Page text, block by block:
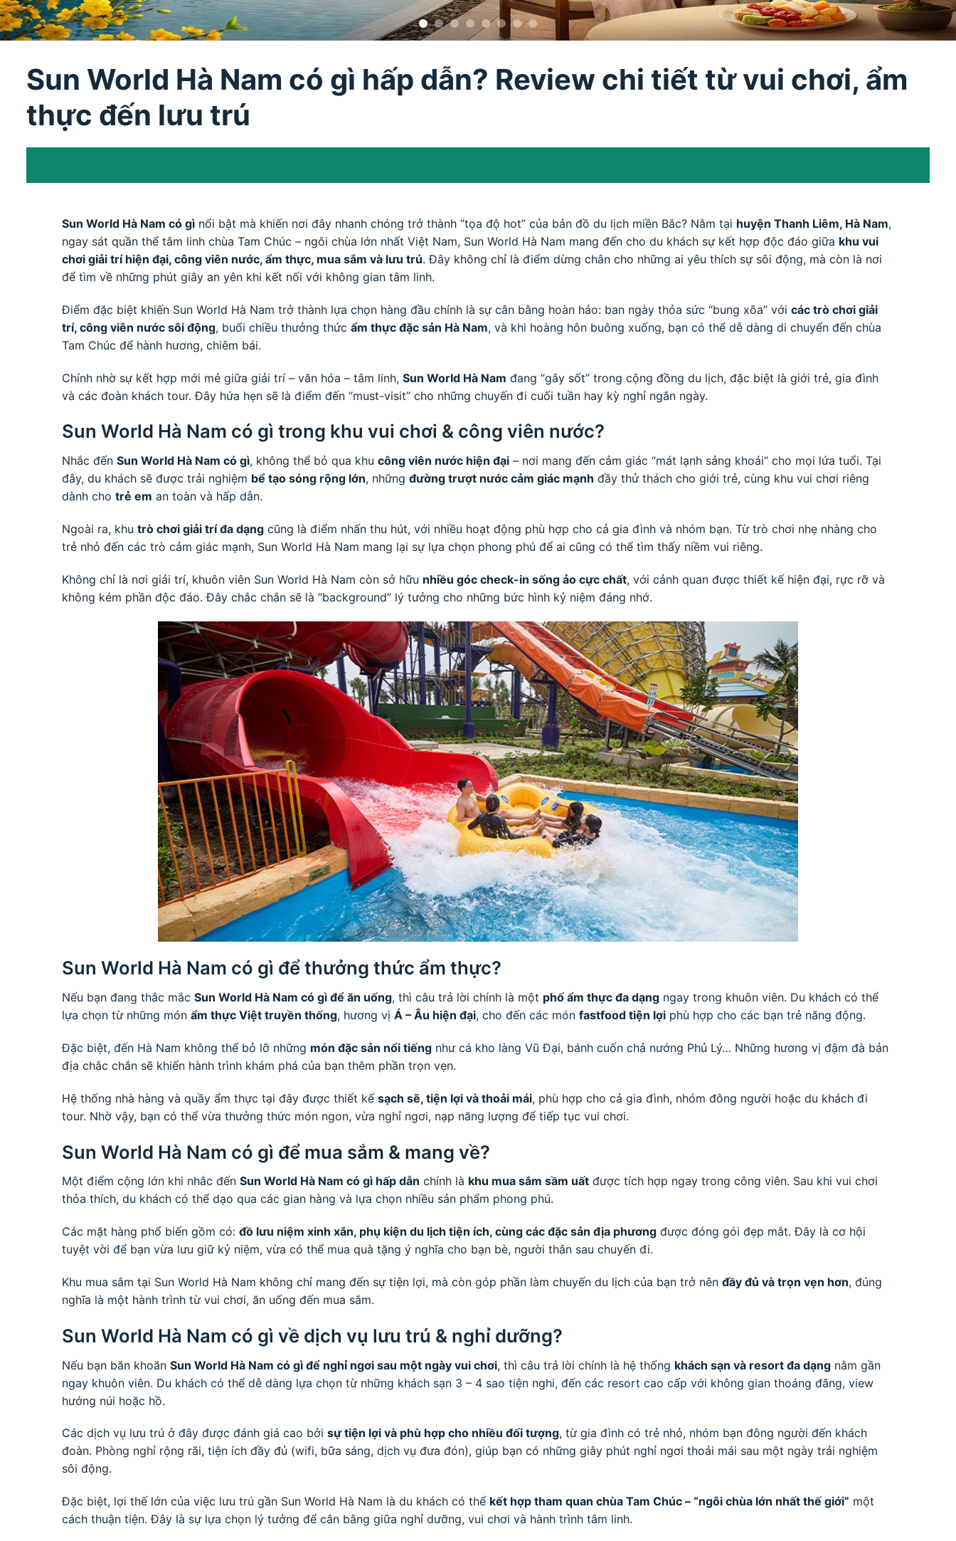
Sun World Hà Nam có gì hấp dẫn? Review chi tiết từ vui chơi, ẩm
thực đến lưu trú
Sun World Hà Nam có gì nổi bật mà khiến nơi đây nhanh chóng trở thành “tọa độ hot” của bản đồ du lịch miền Bắc? Nằm tại huyện Thanh Liêm, Hà Nam,
ngay sát quần thể tâm linh chùa Tam Chúc – ngôi chùa lớn nhất Việt Nam, Sun World Hà Nam mang đến cho du khách sự kết hợp độc đáo giữa khu vui
chơi giải trí hiện đại, công viên nước, ẩm thực, mua sắm và lưu trú. Đây không chỉ là điểm dừng chân cho những ai yêu thích sự sôi động, mà còn là nơi
để tìm về những phút giây an yên khi kết nối với không gian tâm linh.
Điểm đặc biệt khiến Sun World Hà Nam trở thành lựa chọn hàng đầu chính là sự cân bằng hoàn hảo: ban ngày thỏa sức “bung xõa” với các trò chơi giải
trí, công viên nước sôi động, buổi chiều thưởng thức ẩm thực đặc sản Hà Nam, và khi hoàng hôn buông xuống, bạn có thể dễ dàng di chuyển đến chùa
Tam Chúc để hành hương, chiêm bái.
Chính nhờ sự kết hợp mới mẻ giữa giải trí – văn hóa – tâm linh, Sun World Hà Nam đang “gây sốt” trong cộng đồng du lịch, đặc biệt là giới trẻ, gia đình
và các đoàn khách tour. Đây hứa hẹn sẽ là điểm đến “must-visit” cho những chuyến đi cuối tuần hay kỳ nghỉ ngắn ngày.
Sun World Hà Nam có gì trong khu vui chơi & công viên nước?
Nhắc đến Sun World Hà Nam có gì, không thể bỏ qua khu công viên nước hiện đại – nơi mang đến cảm giác “mát lạnh sảng khoái” cho mọi lứa tuổi. Tại
đây, du khách sẽ được trải nghiệm bể tạo sóng rộng lớn, những đường trượt nước cảm giác mạnh đầy thử thách cho giới trẻ, cùng khu vui chơi riêng
dành cho trẻ em an toàn và hấp dẫn.
Ngoài ra, khu trò chơi giải trí đa dạng cũng là điểm nhấn thu hút, với nhiều hoạt động phù hợp cho cả gia đình và nhóm bạn. Từ trò chơi nhẹ nhàng cho
trẻ nhỏ đến các trò cảm giác mạnh, Sun World Hà Nam mang lại sự lựa chọn phong phú để ai cũng có thể tìm thấy niềm vui riêng.
Không chỉ là nơi giải trí, khuôn viên Sun World Hà Nam còn sở hữu nhiều góc check-in sống ảo cực chất, với cảnh quan được thiết kế hiện đại, rực rỡ và
không kém phần độc đáo. Đây chắc chắn sẽ là “background” lý tưởng cho những bức hình kỷ niệm đáng nhớ.
Sun World Hà Nam có gì để thưởng thức ẩm thực?
Nếu bạn đang thắc mắc Sun World Hà Nam có gì để ăn uống, thì câu trả lời chính là một phố ẩm thực đa dạng ngay trong khuôn viên. Du khách có thể
lựa chọn từ những món ẩm thực Việt truyền thống, hương vị Á – Âu hiện đại, cho đến các món fastfood tiện lợi phù hợp cho các bạn trẻ năng động.
Đặc biệt, đến Hà Nam không thể bỏ lỡ những món đặc sản nổi tiếng như cá kho làng Vũ Đại, bánh cuốn chả nướng Phủ Lý… Những hương vị đậm đà bản
địa chắc chắn sẽ khiến hành trình khám phá của bạn thêm phần trọn vẹn.
Hệ thống nhà hàng và quầy ẩm thực tại đây được thiết kế sạch sẽ, tiện lợi và thoải mái, phù hợp cho cả gia đình, nhóm đông người hoặc du khách đi
tour. Nhờ vậy, bạn có thể vừa thưởng thức món ngon, vừa nghỉ ngơi, nạp năng lượng để tiếp tục vui chơi.
Sun World Hà Nam có gì để mua sắm & mang về?
Một điểm cộng lớn khi nhắc đến Sun World Hà Nam có gì hấp dẫn chính là khu mua sắm sầm uất được tích hợp ngay trong công viên. Sau khi vui chơi
thỏa thích, du khách có thể dạo qua các gian hàng và lựa chọn nhiều sản phẩm phong phú.
Các mặt hàng phổ biến gồm có: đồ lưu niệm xinh xắn, phụ kiện du lịch tiện ích, cùng các đặc sản địa phương được đóng gói đẹp mắt. Đây là cơ hội
tuyệt vời để bạn vừa lưu giữ kỷ niệm, vừa có thể mua quà tặng ý nghĩa cho bạn bè, người thân sau chuyến đi.
Khu mua sắm tại Sun World Hà Nam không chỉ mang đến sự tiện lợi, mà còn góp phần làm chuyến du lịch của bạn trở nên đầy đủ và trọn vẹn hơn, đúng
nghĩa là một hành trình từ vui chơi, ăn uống đến mua sắm.
Sun World Hà Nam có gì về dịch vụ lưu trú & nghỉ dưỡng?
Nếu bạn băn khoăn Sun World Hà Nam có gì để nghỉ ngơi sau một ngày vui chơi, thì câu trả lời chính là hệ thống khách sạn và resort đa dạng nằm gần
ngay khuôn viên. Du khách có thể dễ dàng lựa chọn từ những khách sạn 3 – 4 sao tiện nghi, đến các resort cao cấp với không gian thoáng đãng, view
hướng núi hoặc hồ.
Các dịch vụ lưu trú ở đây được đánh giá cao bởi sự tiện lợi và phù hợp cho nhiều đối tượng, từ gia đình có trẻ nhỏ, nhóm bạn đông người đến khách
đoàn. Phòng nghỉ rộng rãi, tiện ích đầy đủ (wifi, bữa sáng, dịch vụ đưa đón), giúp bạn có những giây phút nghỉ ngơi thoải mái sau một ngày trải nghiệm
sôi động.
Đặc biệt, lợi thế lớn của việc lưu trú gần Sun World Hà Nam là du khách có thể kết hợp tham quan chùa Tam Chúc – “ngôi chùa lớn nhất thế giới” một
cách thuận tiện. Đây là sự lựa chọn lý tưởng để cân bằng giữa nghỉ dưỡng, vui chơi và hành trình tâm linh.